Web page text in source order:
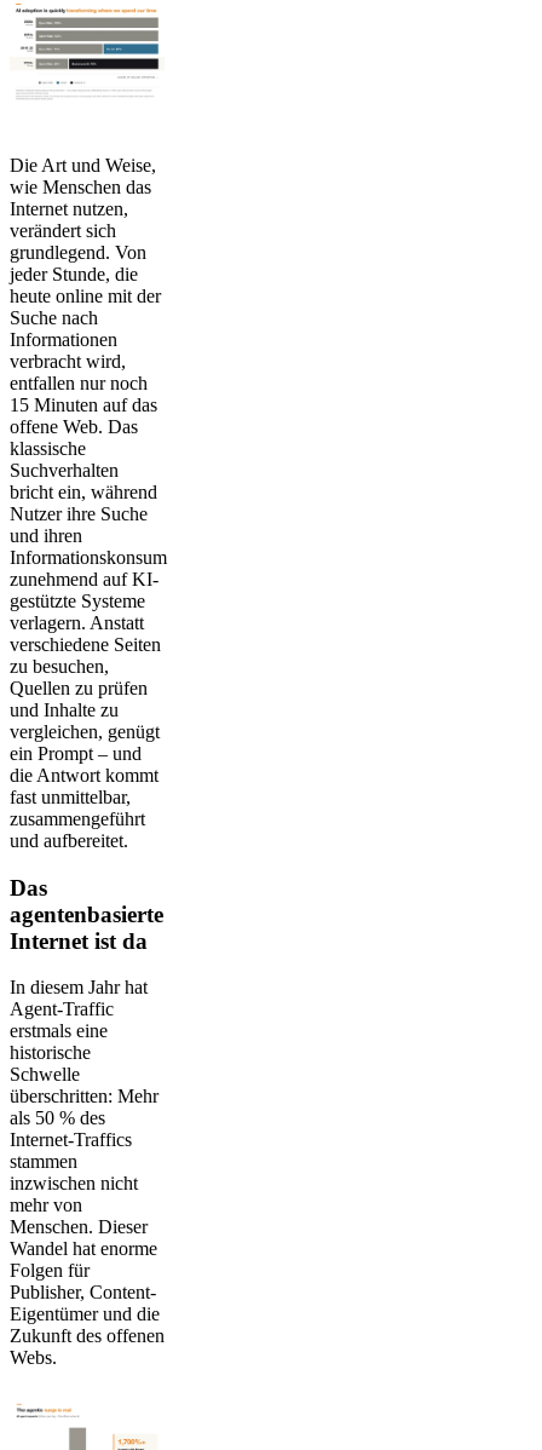
Die Art und Weise,
wie Menschen das
Internet nutzen,
verändert sich
grundlegend. Von
jeder Stunde, die
heute online mit der
Suche nach
Informationen
verbracht wird,
entfallen nur noch
15 Minuten auf das
offene Web. Das
klassische
Suchverhalten
bricht ein, während
Nutzer ihre Suche
und ihren
Informationskonsum
zunehmend auf KI-
gestützte Systeme
verlagern. Anstatt
verschiedene Seiten
zu besuchen,
Quellen zu prüfen
und Inhalte zu
vergleichen, genügt
ein Prompt – und
die Antwort kommt
fast unmittelbar,
zusammengeführt
und aufbereitet.
Das
agentenbasierte
Internet ist da
In diesem Jahr hat
Agent-Traffic
erstmals eine
historische
Schwelle
überschritten: Mehr
als 50 % des
Internet-Traffics
stammen
inzwischen nicht
mehr von
Menschen. Dieser
Wandel hat enorme
Folgen für
Publisher, Content-
Eigentümer und die
Zukunft des offenen
Webs.